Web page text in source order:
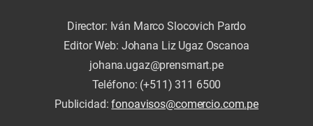
Director: Iván Marco Slocovich Pardo
Editor Web: Johana Liz Ugaz Oscanoa
johana.ugaz@prensmart.pe
Teléfono: (+511) 311 6500
Publicidad:fonoavisos@comercio.com.pe